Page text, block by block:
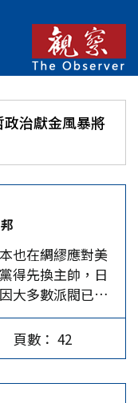
治獻金風暴將
也在綢繆應對美
得先換主帥，日
大多數派閥已解
偏偏這次角逐者
久、政權運作
日在官邸宣布不
頁數： 42